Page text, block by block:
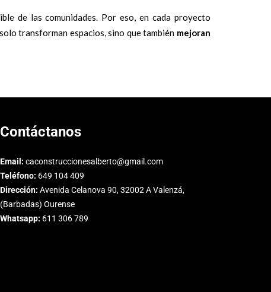
de las comunidades. Por eso, en cada proyecto
transforman espacios, sino que también mejoran
Contáctanos
Email: caconstruccionesalberto@gmail.com
Teléfono: 649 104 409
Dirección: Avenida Celanova 90, 32002 A Valenzá,
(Barbadas) Ourense
Whatsapp: 611 306 789